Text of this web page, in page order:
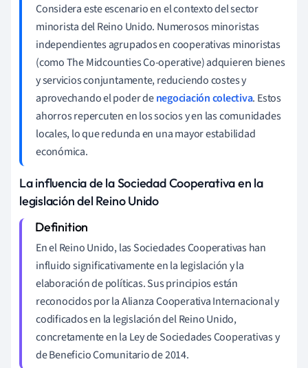
Considera este escenario en el contexto del sector
minorista del Reino Unido. Numerosos minoristas
independientes agrupados en cooperativas minoristas
(como The Midcounties Co-operative) adquieren bienes
y servicios conjuntamente, reduciendo costes y
aprovechando el poder denegociación colectiva. Estos
ahorros repercuten en los socios y en las comunidades
locales, lo que redunda en una mayor estabilidad
económica.
La influencia de la Sociedad Cooperativa en la
legislación del Reino Unido
En el Reino Unido, las Sociedades Cooperativas han
influido significativamente en la legislación y la
elaboración de políticas. Sus principios están
reconocidos por la Alianza Cooperativa Internacional y
codificados en la legislación del Reino Unido,
concretamente en la Ley de Sociedades Cooperativas y
de Beneficio Comunitario de 2014.